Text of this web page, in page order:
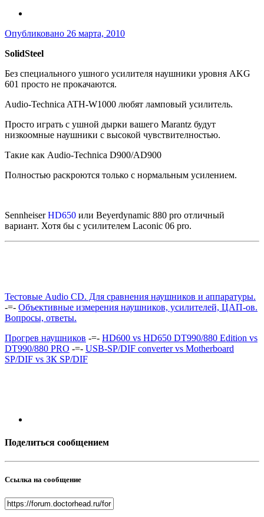
Опубликовано 26 марта, 2010
SolidSteel
Без специального ушного усилителя наушники уровня AKG
601 просто не прокачаются.
Audio-Technica ATH-W1000 любят ламповый усилитель.
Просто играть с ушной дырки вашего Marantz будут
низкоомные наушники с высокой чувствителностью.
Такие как Audio-Technica D900/AD900
Полностью раскроются только с нормальным усилением.
SennheiserHD650 или Beyerdynamic 880 pro отличный
вариант. Хотя бы с усилителем Laconic 06 pro.
Тестовые Audio CD. Для сравнения наушников и аппаратуры.
-=- Объективные измерения наушников, усилителей, ЦАП-ов.
Вопросы, ответы.
Прогрев наушников -=- HD600 vs HD650 DT990/880 Edition vs
DT990/880 PRO -=- USB-SP/DIF converter vs Motherboard
SP/DIF vs ЗК SP/DIF
Поделиться сообщением
Ссылка на сообщение